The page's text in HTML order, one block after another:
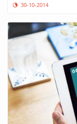
30-10-2014